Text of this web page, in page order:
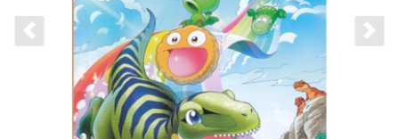
Previous slide